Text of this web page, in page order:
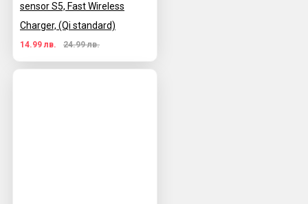
sensor S5, Fast Wireless
Charger, (Qi standard)
14.99 лв. 24.99 лв.